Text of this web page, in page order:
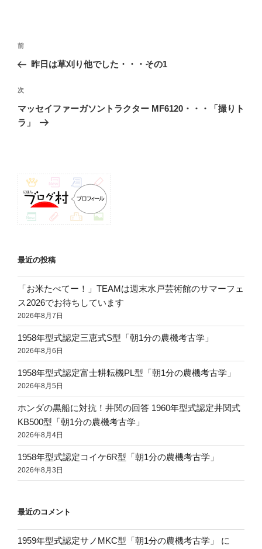
投
ナ
ビ
ゲ
ー
前
の
稿
前
昨日は草刈り他でした・・・その1
次
の
投
次
マッセイファーガソントラクター MF6120・・・「撮りト
ラ」
最近の投稿
「お米たべてー！」TEAMは週末水戸芸術館のサマーフェ
ス2026でお待ちしています
2026年8月7日
1958年型式認定三恵式S型「朝1分の農機考古学」
2026年8月6日
1958年型式認定富士耕耘機PL型「朝1分の農機考古学」
2026年8月5日
ホンダの黒船に対抗！井関の回答 1960年型式認定井関式
KB500型「朝1分の農機考古学」
2026年8月4日
1958年型式認定コイケ6R型「朝1分の農機考古学」
2026年8月3日
最近のコメント
1959年型式認定サノMKC型「朝1分の農機考古学」 に